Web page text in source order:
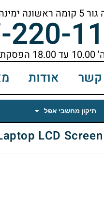
עד הסוף 220-
קשר אודות
תיקון מחשבי אפל